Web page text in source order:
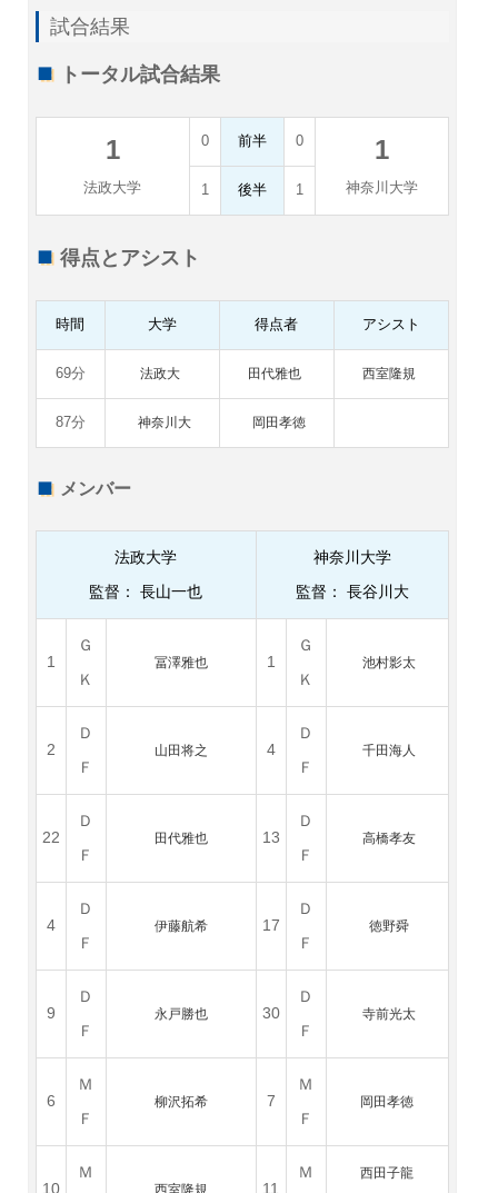
試合結果
トータル試合結果
1
法政大学
0 前半 0 1
神奈川大学
1 後半 1
得点とアシスト
時間 大学 得点者 アシスト
69分 法政大 田代雅也 西室隆規
87分 神奈川大 岡田孝徳
メンバー
法政大学
監督：長山一也
神奈川大学
監督： 長谷川大
1
Ｇ
Ｋ
冨澤雅也 1
Ｇ
Ｋ
池村影太
2
Ｄ
Ｆ
山田将之 4
Ｄ
Ｆ
千田海人
22
Ｄ
Ｆ
田代雅也 13
Ｄ
Ｆ
高橋孝友
4
Ｄ
Ｆ
伊藤航希 17
Ｄ
Ｆ
徳野舜
9
Ｄ
Ｆ
永戸勝也 30
Ｄ
Ｆ
寺前光太
6
Ｍ
Ｆ
柳沢拓希 7
Ｍ
Ｆ
岡田孝徳
10
Ｍ
西室隆規 11
Ｍ
西田子龍